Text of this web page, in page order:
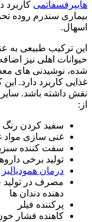
هایپرفسفاتمی کاربرد
بیماری سندرم روده
اسهال.
این ترکیب طبیعی به
حیوانات اهلی نیز
شده، نوشیدنی های
غذایی کاربرد دارد.
نقش داشته باشد. سایر
از:
سفید کردن رنگ
غنی سازی مواد
سفت کننده
تولید برخی
درمان همودیالیز
مصرف در تولید
دهنده دندان ها
پرکننده فیلر
کاهنده فشار